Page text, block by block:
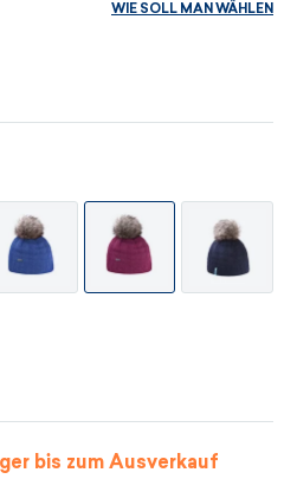
WIE SOLL MAN WÄHLEN
bis zum Ausverkauf